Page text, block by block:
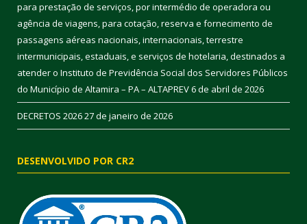
para prestação de serviços, por intermédio de operadora ou
agência de viagens, para cotação, reserva e fornecimento de
passagens aéreas nacionais, internacionais, terrestre
intermunicipais, estaduais, e serviços de hotelaria, destinados a
atender o Instituto de Previdência Social dos Servidores Públicos
do Município de Altamira – PA – ALTAPREV6 de abril de 2026
DECRETOS 202627 de janeiro de 2026
DESENVOLVIDO POR CR2